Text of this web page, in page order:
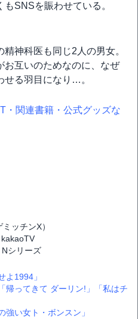
SNSを賑わせている。
神科医も同じ2人の男女。
お互いのためなのに、なぜ
せる羽目になり…。
・関連書籍・公式グッズな
ッチンX）
シリーズ
よ1994」
「帰ってきて ダーリン!」
「私はチ
強い女ト・ボンスン」